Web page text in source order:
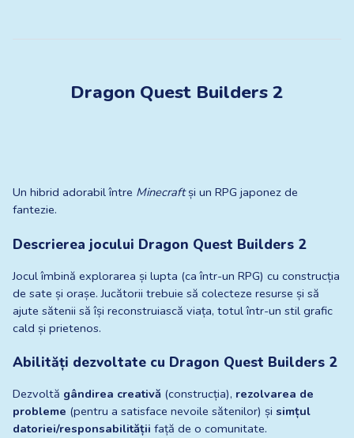
Dragon Quest Builders 2
Un hibrid adorabil între Minecraft și un RPG japonez de
fantezie.
Descrierea jocului Dragon Quest Builders 2
Jocul îmbină explorarea și lupta (ca într-un RPG) cu construcția
de sate și orașe. Jucătorii trebuie să colecteze resurse și să
ajute sătenii să își reconstruiască viața, totul într-un stil grafic
cald și prietenos.
Abilități dezvoltate cu Dragon Quest Builders 2
Dezvoltă gândirea creativă (construcția), rezolvarea de
probleme (pentru a satisface nevoile sătenilor) și simțul
datoriei/responsabilității față de o comunitate.